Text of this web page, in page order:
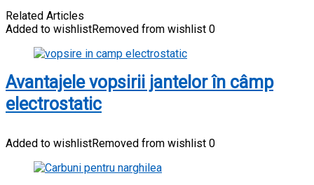
Related Articles
Added to wishlistRemoved from wishlist 0
Avantajele vopsirii jantelor în câmp
electrostatic
Added to wishlistRemoved from wishlist 0